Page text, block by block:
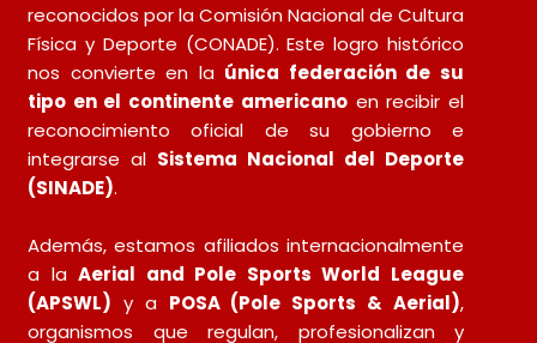
reconocidos por la Comisión Nacional de Cultura
Física y Deporte (CONADE). Este logro histórico
nos convierte en la única federación de su
tipo en el continente americanoen recibir el
reconocimiento oficial de su gobierno e
integrarse al Sistema Nacional del Deporte
(SINADE).
Además, estamos afiliados internacionalmente
a laAerial and Pole Sports World League
(APSWL) y a POSA (Pole Sports & Aerial),
organismos que regulan, profesionalizan y